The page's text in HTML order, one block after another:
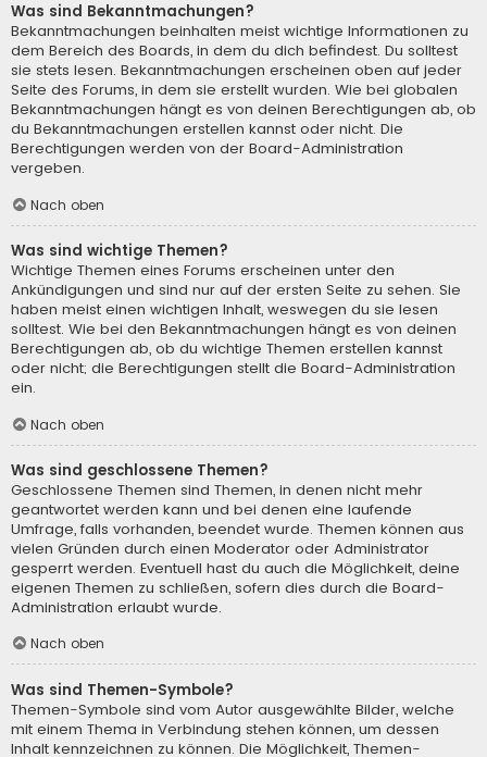
Was sind Bekanntmachungen?
Bekanntmachungen beinhalten meist wichtige Informationen zu
dem Bereich des Boards, in dem du dich befindest. Du solltest
sie stets lesen. Bekanntmachungen erscheinen oben auf jeder
Seite des Forums, in dem sie erstellt wurden. Wie bei globalen
Bekanntmachungen hängt es von deinen Berechtigungen ab, ob
du Bekanntmachungen erstellen kannst oder nicht. Die
Berechtigungen werden von der Board-Administration
vergeben.
Nach oben
Was sind wichtige Themen?
Wichtige Themen eines Forums erscheinen unter den
Ankündigungen und sind nur auf der ersten Seite zu sehen. Sie
haben meist einen wichtigen Inhalt, weswegen du sie lesen
solltest. Wie bei den Bekanntmachungen hängt es von deinen
Berechtigungen ab, ob du wichtige Themen erstellen kannst
oder nicht; die Berechtigungen stellt die Board-Administration
ein.
Nach oben
Was sind geschlossene Themen?
Geschlossene Themen sind Themen, in denen nicht mehr
geantwortet werden kann und bei denen eine laufende
Umfrage, falls vorhanden, beendet wurde. Themen können aus
vielen Gründen durch einen Moderator oder Administrator
gesperrt werden. Eventuell hast du auch die Möglichkeit, deine
eigenen Themen zu schließen, sofern dies durch die Board-
Administration erlaubt wurde.
Nach oben
Was sind Themen-Symbole?
Themen-Symbole sind vom Autor ausgewählte Bilder, welche
mit einem Thema in Verbindung stehen können, um dessen
Inhalt kennzeichnen zu können. Die Möglichkeit, Themen-